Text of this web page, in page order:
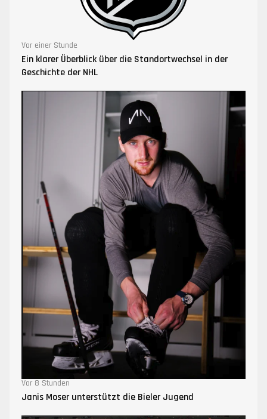
Vor einer Stunde
Ein klarer Überblick über die Standortwechsel in der
Geschichte der NHL
Vor 8 Stunden
Janis Moser unterstützt die Bieler Jugend